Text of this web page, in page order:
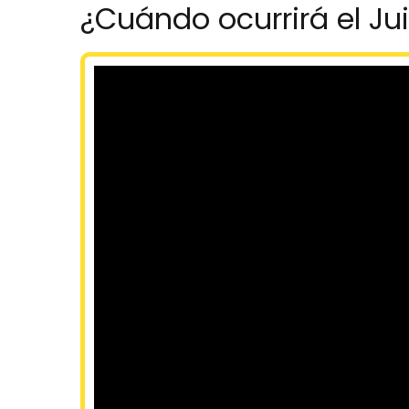
¿Cuándo ocurrirá el